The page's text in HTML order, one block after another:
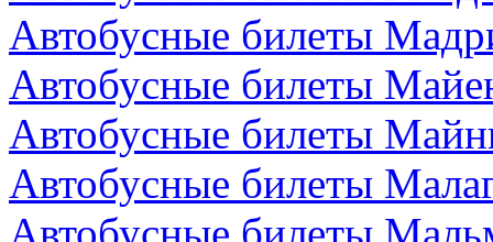
Автобусные билеты
Автобусные билеты
Автобусные билеты
Автобусные билеты
Автобусные билеты